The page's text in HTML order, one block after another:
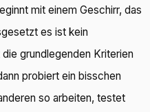
mit einem Geschirr, das
es ist kein
grundlegenden Kriterien
probiert ein bisschen
so arbeiten, testet